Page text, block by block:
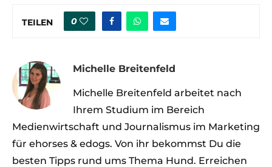
TEILEN 0
Michelle Breitenfeld
Michelle Breitenfeld arbeitet nach
Ihrem Studium im Bereich
Medienwirtschaft und Journalismus im Marketing
für ehorses & edogs. Von ihr bekommst Du die
besten Tipps rund ums Thema Hund. Erreichen